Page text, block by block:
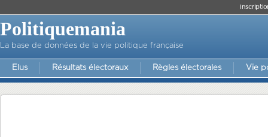
Politiquemania
La base de données de la vie politique française
Elus Résultats électoraux Règles électorales Vie